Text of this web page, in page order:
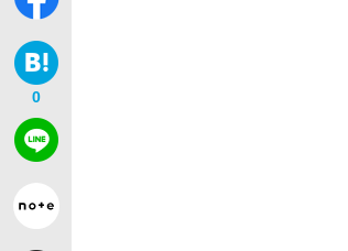
「目標達成できなか
0